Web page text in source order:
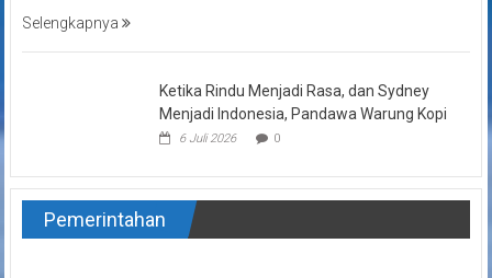
Selengkapnya
Ketika Rindu Menjadi Rasa, dan Sydney
Menjadi Indonesia, Pandawa Warung Kopi
6 Juli 2026 0
Pemerintahan